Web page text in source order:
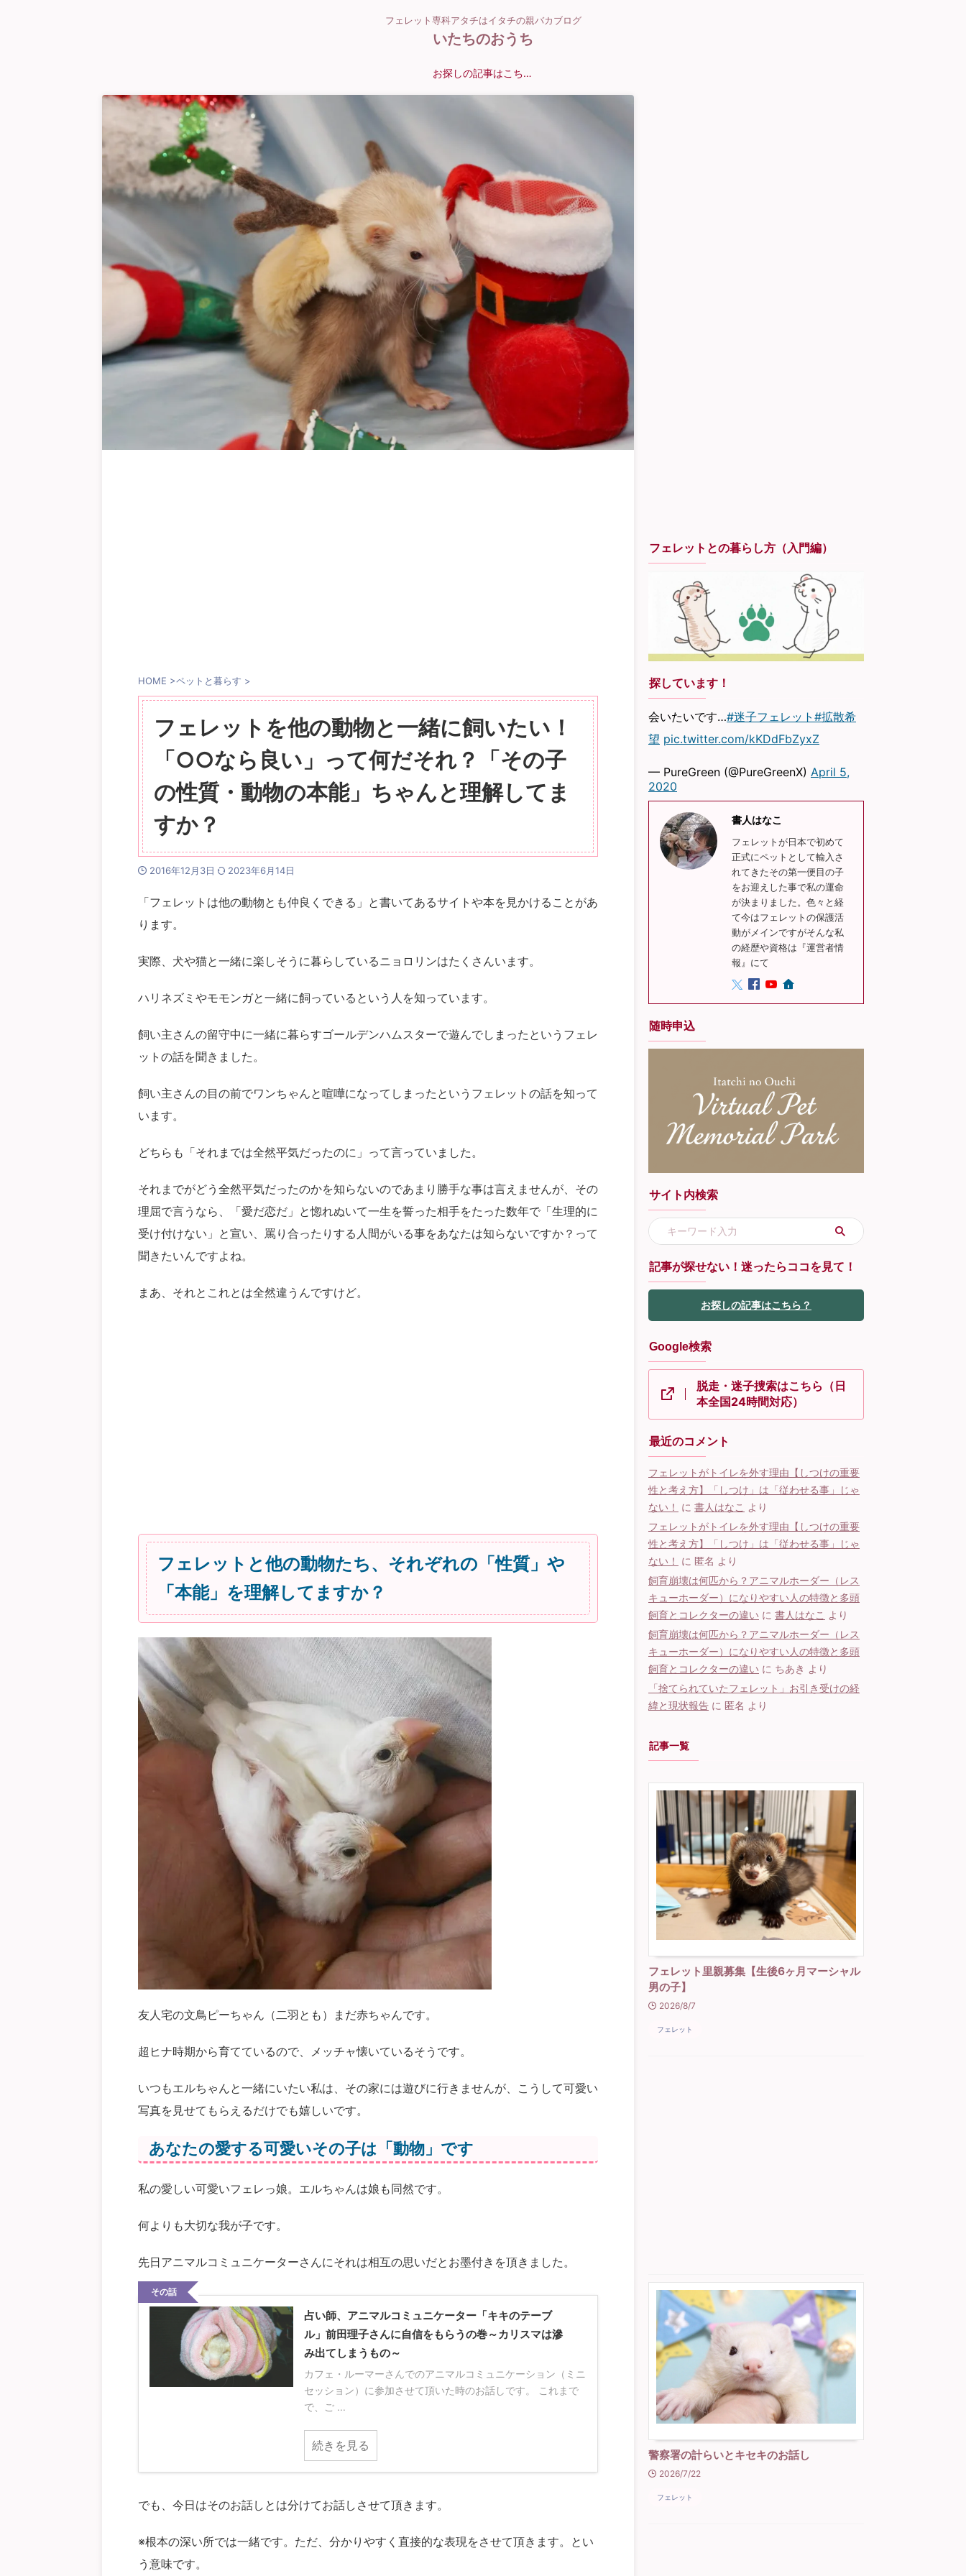
フェレット専科アタチはイタチの親バカブログ
いたちのおうち
お探しの記事はこちら？
HOME >ペットと暮らす >
フェレットを他の動物と一緒に飼いたい！
「○○なら良い」って何だそれ？「その子
の性質・動物の本能」ちゃんと理解してま
すか？
2016年12月3日 2023年6月14日
「フェレットは他の動物とも仲良くできる」と書いてあるサイトや本を見かけることがあ
ります。
実際、犬や猫と一緒に楽しそうに暮らしているニョロリンはたくさんいます。
ハリネズミやモモンガと一緒に飼っているという人を知っています。
飼い主さんの留守中に一緒に暮らすゴールデンハムスターで遊んでしまったというフェレ
ットの話を聞きました。
飼い主さんの目の前でワンちゃんと喧嘩になってしまったというフェレットの話を知って
います。
どちらも「それまでは全然平気だったのに」って言っていました。
それまでがどう全然平気だったのかを知らないのであまり勝手な事は言えませんが、その
理屈で言うなら、「愛だ恋だ」と惚れぬいて一生を誓った相手をたった数年で「生理的に
受け付けない」と宣い、罵り合ったりする人間がいる事をあなたは知らないですか？って
聞きたいんですよね。
まあ、それとこれとは全然違うんですけど。
フェレットと他の動物たち、それぞれの「性質」や
「本能」を理解してますか？
友人宅の文鳥ピーちゃん（二羽とも）まだ赤ちゃんです。
超ヒナ時期から育てているので、メッチャ懐いているそうです。
いつもエルちゃんと一緒にいたい私は、その家には遊びに行きませんが、こうして可愛い
写真を見せてもらえるだけでも嬉しいです。
あなたの愛する可愛いその子は「動物」です
私の愛しい可愛いフェレっ娘。エルちゃんは娘も同然です。
何よりも大切な我が子です。
先日アニマルコミュニケーターさんにそれは相互の思いだとお墨付きを頂きました。
その話
占い師、アニマルコミュニケーター「キキのテーブ
ル」前田理子さんに自信をもらうの巻～カリスマは滲
み出てしまうもの～
カフェ・ルーマーさんでのアニマルコミュニケーション（ミニ
セッション）に参加させて頂いた時のお話しです。 これまで
で、ご ...
続きを見る
でも、今日はそのお話しとは分けてお話しさせて頂きます。
※根本の深い所では一緒です。ただ、分かりやすく直接的な表現をさせて頂きます。とい
う意味です。
フェレットとの暮らし方（入門編）
探しています！
会いたいです…#迷子フェレット #拡散希
望 pic.twitter.com/kKDdFbZyxZ
— PureGreen (@PureGreenX) April 5,
2020
書人はなこ
フェレットが日本で初めて
正式にペットとして輸入さ
れてきたその第一便目の子
をお迎えした事で私の運命
が決まりました。色々と経
て今はフェレットの保護活
動がメインですがそんな私
の経歴や資格は『運営者情
報』にて
随時申込
サイト内検索
記事が探せない！迷ったらココを見て！
お探しの記事はこちら？
Google検索
脱走・迷子捜索はこちら（日
本全国24時間対応）
最近のコメント
フェレットがトイレを外す理由【しつけの重要
性と考え方】「しつけ」は「従わせる事」じゃ
ない！
に 書人はなこ より
フェレットがトイレを外す理由【しつけの重要
性と考え方】「しつけ」は「従わせる事」じゃ
ない！
に 匿名 より
飼育崩壊は何匹から？アニマルホーダー（レス
キューホーダー）になりやすい人の特徴と多頭
飼育とコレクターの違い に 書人はなこ より
飼育崩壊は何匹から？アニマルホーダー（レス
キューホーダー）になりやすい人の特徴と多頭
飼育とコレクターの違い に ちあき より
「捨てられていたフェレット」お引き受けの経
緯と現状報告 に 匿名 より
記事一覧
フェレット里親募集【生後6ヶ月マーシャル
男の子】
2026/8/7
フェレット
警察署の計らいとキセキのお話し
2026/7/22
フェレット